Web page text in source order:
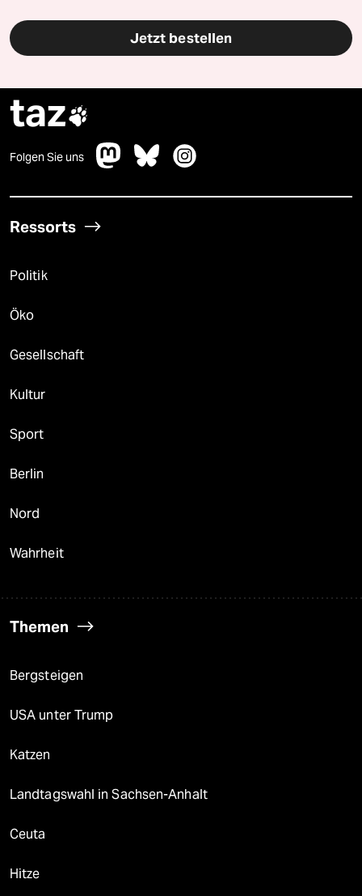
Jetzt bestellen
taz
Folgen Sie uns
Ressorts
Politik
Öko
Gesellschaft
Kultur
Sport
Berlin
Nord
Wahrheit
Themen
Bergsteigen
USA unter Trump
Katzen
Landtagswahl in Sachsen-Anhalt
Ceuta
Hitze